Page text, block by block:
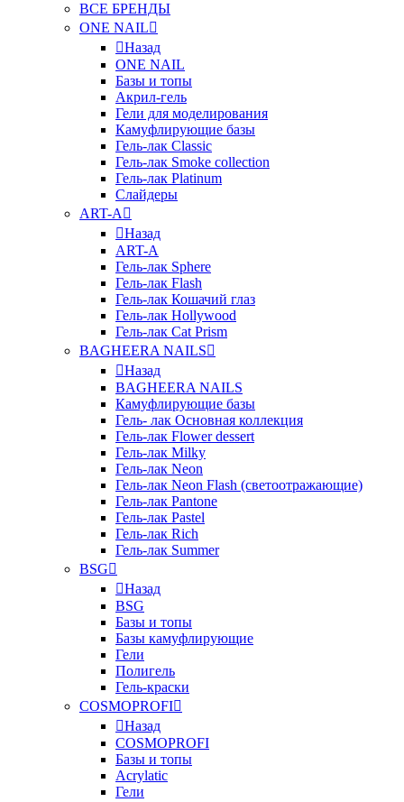
ВСЕ БРЕНДЫ
ONE NAIL
Назад
ONE NAIL
Базы и топы
Акрил-гель
Гели для моделирования
Камуфлирующие базы
Гель-лак Classic
Гель-лак Smoke collection
Гель-лак Platinum
Слайдеры
ART-A
Назад
ART-A
Гель-лак Sphere
Гель-лак Flash
Гель-лак Кошачий глаз
Гель-лак Hollywood
Гель-лак Cat Prism
BAGHEERA NAILS
Назад
BAGHEERA NAILS
Камуфлирующие базы
Гель- лак Основная коллекция
Гель-лак Flower dessert
Гель-лак Milky
Гель-лак Neon
Гель-лак Neon Flash (светоотражающие)
Гель-лак Pantone
Гель-лак Pastel
Гель-лак Rich
Гель-лак Summer
BSG
Назад
BSG
Базы и топы
Базы камуфлирующие
Гели
Полигель
Гель-краски
COSMOPROFI
Назад
COSMOPROFI
Базы и топы
Acrylatic
Гели